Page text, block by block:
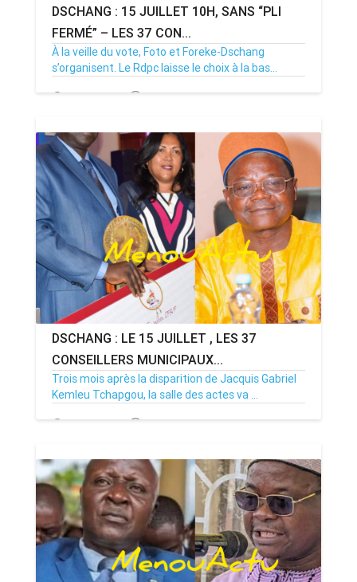
DSCHANG : 15 JUILLET 10H, SANS “PLI
FERMÉ” – LES 37 CON...
À la veille du vote, Foto et Foreke-Dschang
s’organisent. Le Rdpc laisse le choix à la bas...
14/07/26 Par MenouActu 0
DSCHANG : LE 15 JUILLET , LES 37
CONSEILLERS MUNICIPAUX...
Trois mois après la disparition de Jacquis Gabriel
Kemleu Tchapgou, la salle des actes va ...
13/07/26 Par MenouActu 0